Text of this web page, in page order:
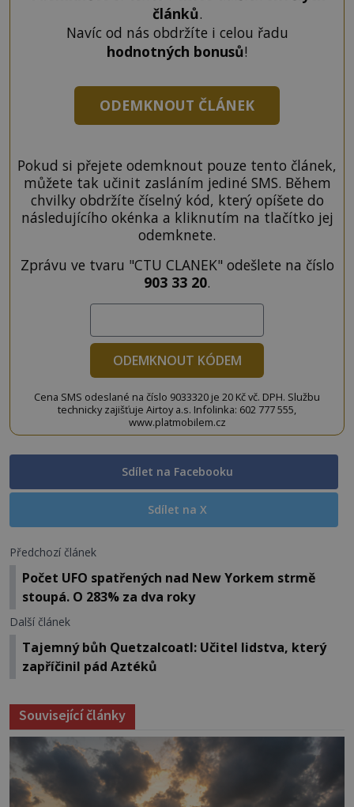
článků.
Navíc od nás obdržíte i celou řadu
hodnotných bonusů!
ODEMKNOUT ČLÁNEK
Pokud si přejete odemknout pouze tento článek,
můžete tak učinit zasláním jediné SMS. Během
chvilky obdržíte číselný kód, který opíšete do
následujícího okénka a kliknutím na tlačítko jej
odemknete.
Zprávu ve tvaru "CTU CLANEK" odešlete na číslo
903 33 20.
ODEMKNOUT KÓDEM
Cena SMS odeslané na číslo 9033320 je 20 Kč vč. DPH. Službu
technicky zajišťuje Airtoy a.s. Infolinka: 602 777 555,
www.platmobilem.cz
Sdílet na Facebooku
Sdílet na X
Předchozí článek
Počet UFO spatřených nad New Yorkem strmě
stoupá. O 283% za dva roky
Další článek
Tajemný bůh Quetzalcoatl: Učitel lidstva, který
zapříčinil pád Aztéků
Související články